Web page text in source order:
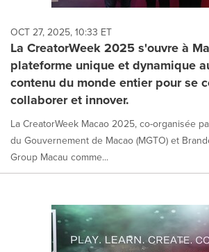
OCT 27, 2025, 10:33 ET
La CreatorWeek 2025 s'ouvre à
plateforme unique et dynamique
contenu du monde entier pour se
collaborer et innover.
La CreatorWeek Macao 2025, co-organisée
du Gouvernement de Macao (MGTO) et
Group Macau comme...